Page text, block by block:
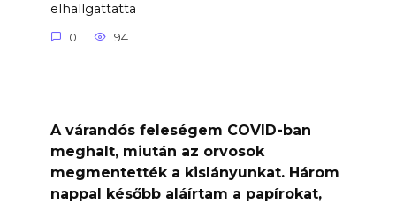
elhallgattatta
0 94
A várandós feleségem COVID-ban
meghalt, miután az orvosok
megmentették a kislányunkat. Három
nappal később aláírtam a papírokat,